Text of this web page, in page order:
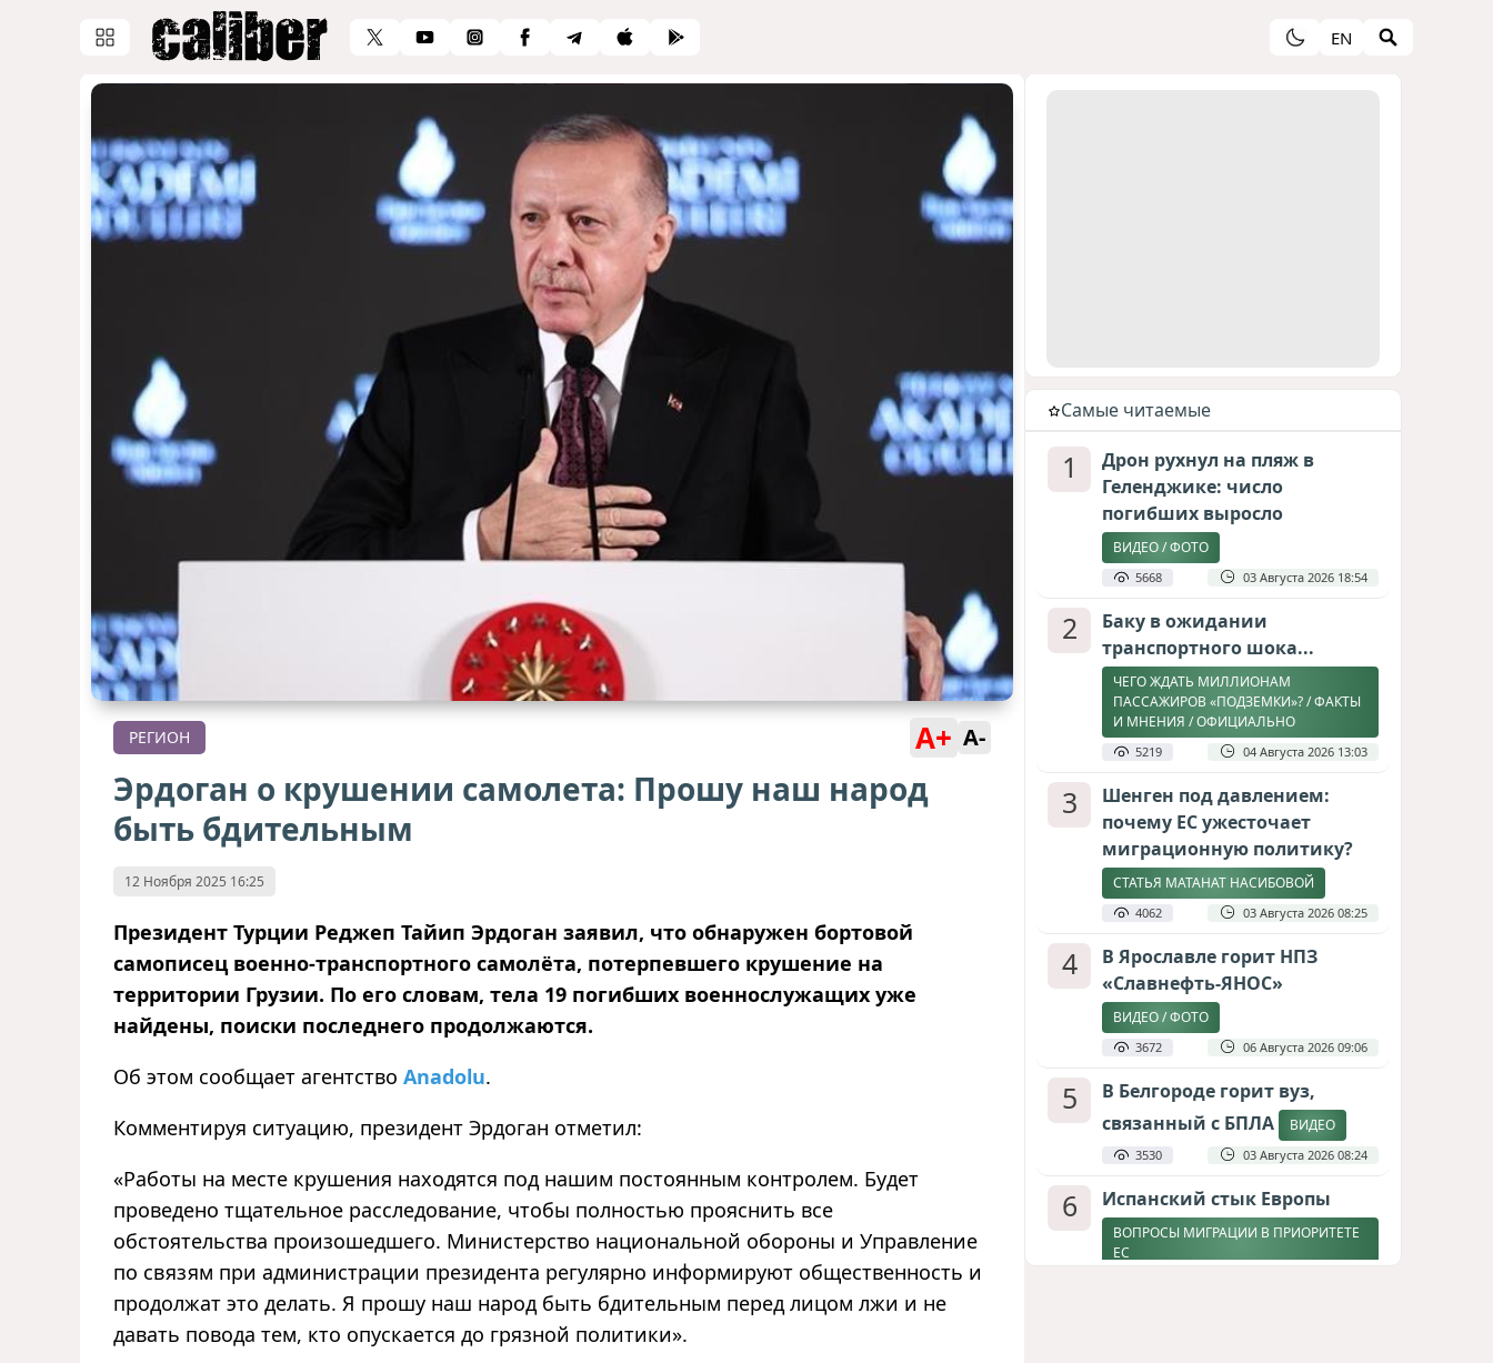
EN
РЕГИОН A+ A-
Эрдоган о крушении самолета: Прошу наш народ
быть бдительным
12 Ноября 2025 16:25
Президент Турции Реджеп Тайип Эрдоган заявил, что обнаружен бортовой
самописец военно-транспортного самолёта, потерпевшего крушение на
территории Грузии. По его словам, тела 19 погибших военнослужащих уже
найдены, поиски последнего продолжаются.
Об этом сообщает агентство Anadolu.
Комментируя ситуацию, президент Эрдоган отметил:
«Работы на месте крушения находятся под нашим постоянным контролем. Будет
проведено тщательное расследование, чтобы полностью прояснить все
обстоятельства произошедшего. Министерство национальной обороны и Управление
по связям при администрации президента регулярно информируют общественность и
продолжат это делать. Я прошу наш народ быть бдительным перед лицом лжи и не
давать повода тем, кто опускается до грязной политики».
Cамые читаемые
1
Дрон рухнул на пляж в
Геленджике: число
погибших выросло
ВИДЕО / ФОТО
5668 03 Августа 2026 18:54
2
Баку в ожидании
транспортного шока...
ЧЕГО ЖДАТЬ МИЛЛИОНАМ
ПАССАЖИРОВ «ПОДЗЕМКИ»? / ФАКТЫ
И МНЕНИЯ / ОФИЦИАЛЬНО
5219 04 Августа 2026 13:03
3
Шенген под давлением:
почему ЕС ужесточает
миграционную политику?
СТАТЬЯ МАТАНАТ НАСИБОВОЙ
4062 03 Августа 2026 08:25
4
В Ярославле горит НПЗ
«Славнефть-ЯНОС»
ВИДЕО / ФОТО
3672 06 Августа 2026 09:06
5
В Белгороде горит вуз,
связанный с БПЛА
ВИДЕО
3530 03 Августа 2026 08:24
6 Испанский стык Европы
ВОПРОСЫ МИГРАЦИИ В ПРИОРИТЕТЕ
ЕС